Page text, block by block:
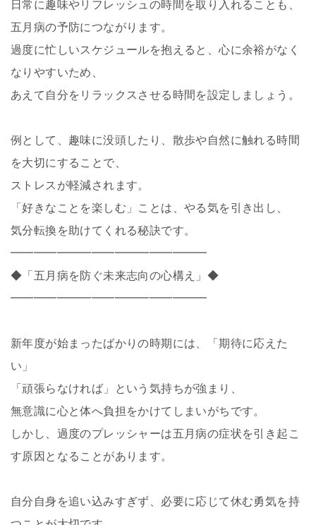
日常に趣味やリフレッシュの時間を取り入れることも、
五月病の予防につながります。
過度に忙しいスケジュールを抱えると、心に余裕がなく
なりやすいため、
あえて自分をリラックスさせる時間を設定しましょう。
例として、趣味に没頭したり、散歩や自然に触れる時間
を大切にすることで、
ストレスが軽減されます。
「好きなことを楽しむ」ことは、やる気を引き出し、
気分転換を助けてくれる秘訣です。
━━━━━━━━━━━━━━━━━
◆「五月病を防ぐ未来志向の心構え」◆
━━━━━━━━━━━━━━━━━
新年度が始まったばかりの時期には、「期待に応えた
い」
「頑張らなければ」という気持ちが強まり、
無意識に心と体へ負担をかけてしまいがちです。
しかし、過度のプレッシャーは五月病の症状を引き起こ
す原因となることがあります。
自分自身を追い込みすぎず、必要に応じて休む勇気を持